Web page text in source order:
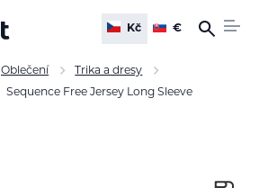
Kč €
Oblečení
Trika a dresy
Sequence Free Jersey Long Sleeve